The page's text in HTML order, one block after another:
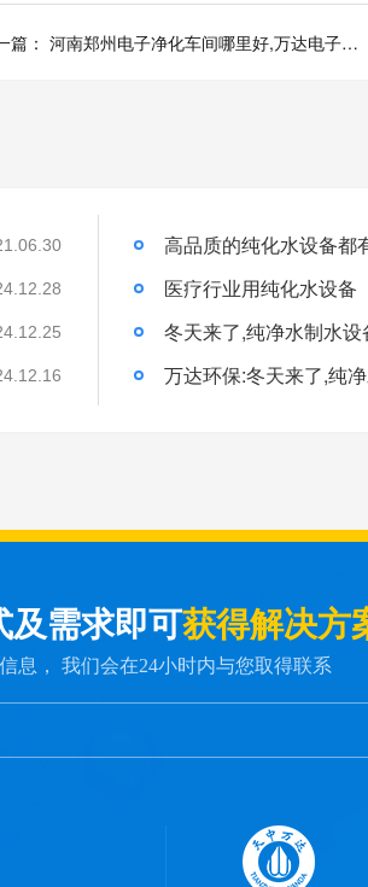
篇： 河南郑州电子净化车间哪里好,万达电子净化车间工程
高品质的纯化水设备都
医疗行业用纯化水设备
冬天来了,纯净水制水
万达环保:冬天来了,纯
及需求即可获得解决方
息， 我们会在24小时内与您取得联系